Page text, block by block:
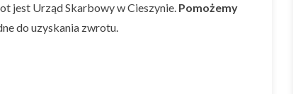
jest Urząd Skarbowy w Cieszynie. Pomożemy
do uzyskania zwrotu.